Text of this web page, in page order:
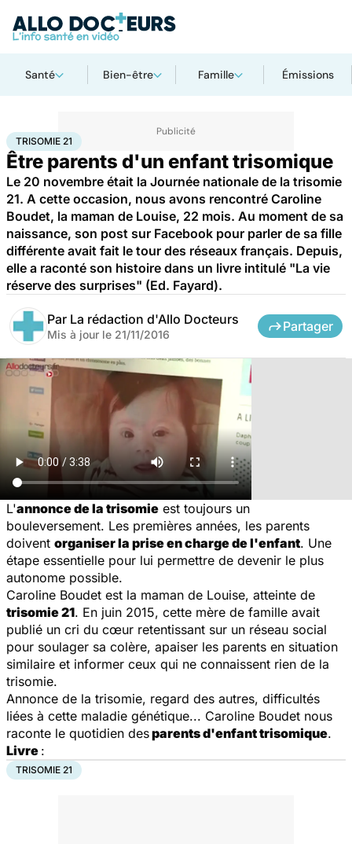
Santé Bien-être Famille Émissions
AccueilSanté Trisomie 21
TRISOMIE 21
Être parents d'un enfant trisomique
Le 20 novembre était la Journée nationale de la trisomie
21. A cette occasion, nous avons rencontré Caroline
Boudet, la maman de Louise, 22 mois. Au moment de sa
naissance, son post sur Facebook pour parler de sa fille
différente avait fait le tour des réseaux français. Depuis,
elle a raconté son histoire dans un livre intitulé "La vie
réserve des surprises" (Ed. Fayard).
Par La rédaction d'Allo Docteurs
Mis à jour le 21/11/2016
Partager
L'annonce de la trisomie est toujours un
bouleversement. Les premières années, les parents
doivent organiser la prise en charge de l'enfant. Une
étape essentielle pour lui permettre de devenir le plus
autonome possible.
Caroline Boudet est la maman de Louise, atteinte de
trisomie 21. En juin 2015, cette mère de famille avait
publié un cri du cœur retentissant sur un réseau social
pour soulager sa colère, apaiser les parents en situation
similaire et informer ceux qui ne connaissent rien de la
trisomie.
Annonce de la trisomie, regard des autres, difficultés
liées à cette maladie génétique... Caroline Boudet nous
raconte le quotidien desparents d'enfant trisomique.
Livre :
TRISOMIE 21